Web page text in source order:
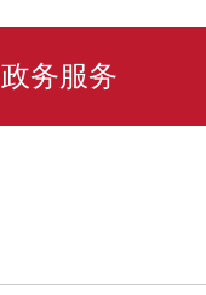
政务服务